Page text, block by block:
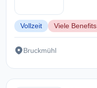
Vollzeit Viele Benefits
Bruckmühl